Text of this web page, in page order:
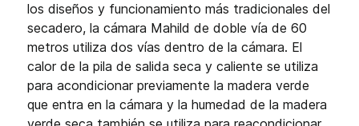
los diseños y funcionamiento más tradicionales del
secadero, la cámara Mahild de doble vía de 60
metros utiliza dos vías dentro de la cámara. El
calor de la pila de salida seca y caliente se utiliza
para acondicionar previamente la madera verde
que entra en la cámara y la humedad de la madera